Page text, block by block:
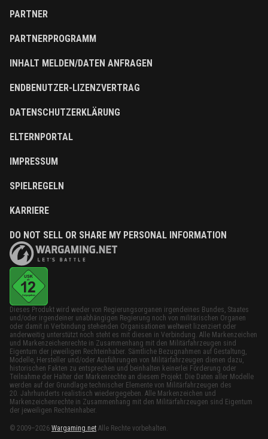
PARTNER
PARTNERPROGRAMM
INHALT MELDEN/DATEN ANFRAGEN
ENDBENUTZER-LIZENZVERTRAG
DATENSCHUTZERKLÄRUNG
ELTERNPORTAL
IMPRESSUM
SPIELREGELN
KARRIERE
DO NOT SELL OR SHARE MY PERSONAL INFORMATION
Dieses Produkt wird weder von Regierungsorganen irgendeines Bundes, Staates
und/oder irgendeiner unabhängigen Regierung noch von militärischen Organen
oder damit in Verbindung stehenden Organisationen weltweit lizenziert oder
anderweitig unterstützt noch steht es mit diesen in Verbindung. Alle Markenzeichen
und Markenzeichenrechte in Zusammenhang mit den Militärfahrzeugen sind
Eigentum der jeweiligen Rechteinhaber. Sämtliche Bezugnahmen auf Gestaltung,
Modelle, Hersteller und/oder Ausführungen von Militärfahrzeugen dienen dazu,
historischen Fakten zu entsprechen und beinhalten keinerlei Förderung oder
Teilnahme der Halter der Markenrechte an diesem Projekt. Die Daten aller Modelle
werden auf der Grundlage technischer Elemente von Militärfahrzeugen des
20. Jahrhunderts realistisch wiedergegeben. Alle Markenzeichen und
Markenzeichenrechte in Zusammenhang mit den Militärfahrzeugen sind Eigentum
der jeweiligen Rechteinhaber.
© 2009–2026 Wargaming.net Alle Rechte vorbehalten.